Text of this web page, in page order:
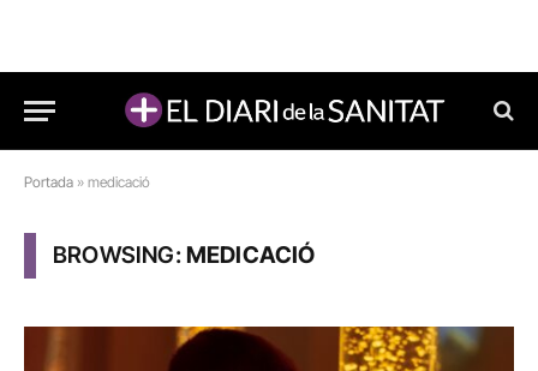
Portada » medicació
BROWSING:MEDICACIÓ